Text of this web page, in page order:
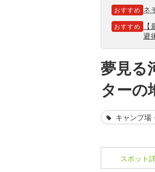
おすすめ ネ
おすすめ
避
夢見る
ターの
キャンプ場
スポット